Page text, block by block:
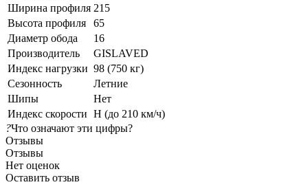
Ширина профиля 215
Высота профиля
65
Диаметр обода
16
Производитель
GISLAVED
Индекс нагрузки 98 (750 кг)
Сезонность
Летние
Шипы
Нет
Индекс скорости H (до 210 км/ч)
?Что означают эти цифры?
Отзывы
Отзывы
Нет оценок
Оставить отзыв